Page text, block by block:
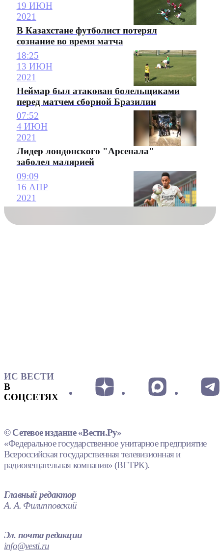
19 ИЮН
2021
В Казахстане футболист потерял
сознание во время матча
18:25
13 ИЮН
2021
Неймар был атакован болельщиками
перед матчем сборной Бразилии
07:52
4 ИЮН
2021
Лидер лондонского "Арсенала"
заболел малярией
09:09
16 АПР
2021
ИС ВЕСТИ
В
СОЦСЕТЯХ
© Сетевое издание «Вести.Ру»
«Федеральное государственное унитарное предприятие
Всероссийская государственная телевизионная и
радиовещательная компания» (ВГТРК).
Главный редактор
А. А. Филипповский
Эл. почта редакции
info@vesti.ru